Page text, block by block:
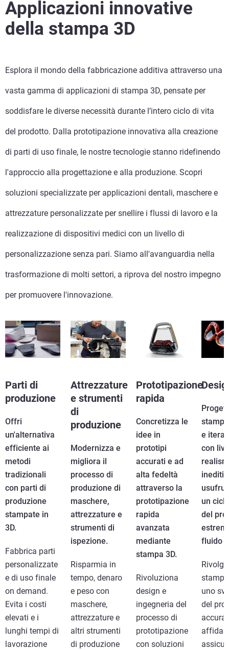
Applicazioni innovative
della stampa 3D
Esplora il mondo della fabbricazione additiva attraverso una
vasta gamma di applicazioni di stampa 3D, pensate per
soddisfare le diverse necessità durante l’intero ciclo di vita
del prodotto. Dalla prototipazione innovativa alla creazione
di parti di uso finale, le nostre tecnologie stanno ridefinendo
l'approccio alla progettazione e alla produzione. Scopri
soluzioni specializzate per applicazioni dentali, maschere e
attrezzature personalizzate per snellire i flussi di lavoro e la
realizzazione di dispositivi medici con un livello di
personalizzazione senza pari. Siamo all'avanguardia nella
trasformazione di molti settori, a riprova del nostro impegno
per promuovere l'innovazione.
Parti di
produzione
Offri
un'alternativa
efficiente ai
metodi
tradizionali
con parti di
produzione
stampate in
3D.
Fabbrica parti
personalizzate
e di uso finale
on demand.
Evita i costi
elevati e i
lunghi tempi di
lavorazione
Attrezzature
e strumenti
di
produzione
Modernizza e
migliora il
processo di
produzione di
maschere,
attrezzature e
strumenti di
ispezione.
Risparmia in
tempo, denaro
e peso con
maschere,
attrezzature e
altri strumenti
di produzione
Prototipazione
rapida
Concretizza le
idee in
prototipi
accurati e ad
alta fedeltà
attraverso la
prototipazione
rapida
avanzata
mediante
stampa 3D.
Rivoluziona
design e
ingegneria del
processo di
prototipazione
con soluzioni
e itera
con
inediti
un
del
fluido
uno
del